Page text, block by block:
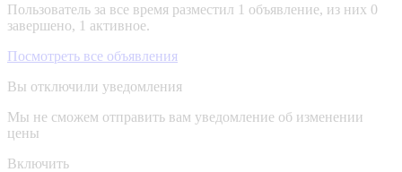
Пользователь за все время разместил 1 объявление, из них 0
завершено, 1 активное.
Посмотреть все объявления
Вы отключили уведомления
Мы не сможем отправить вам уведомление об изменении
цены
Включить